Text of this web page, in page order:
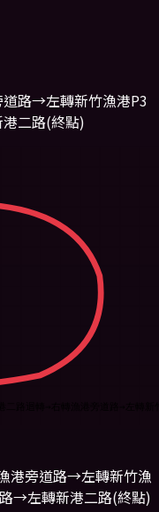
路→左轉新竹漁港P3
二路(終點)
港旁道路→左轉新竹漁
→左轉新港二路(終點)